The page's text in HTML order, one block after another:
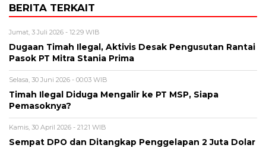
BERITA TERKAIT
Jumat, 3 Juli 2026 - 12:29 WIB
Dugaan Timah Ilegal, Aktivis Desak Pengusutan Rantai
Pasok PT Mitra Stania Prima
Selasa, 30 Juni 2026 - 00:03 WIB
Timah Ilegal Diduga Mengalir ke PT MSP, Siapa
Pemasoknya?
Kamis, 30 April 2026 - 21:21 WIB
Sempat DPO dan Ditangkap Penggelapan 2 Juta Dolar